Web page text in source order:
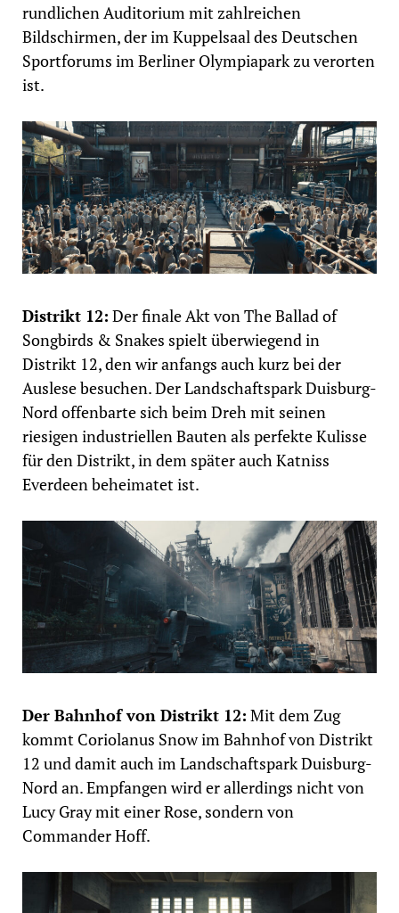
rundlichen Auditorium mit zahlreichen
Bildschirmen, der im Kuppelsaal des Deutschen
Sportforums im Berliner Olympiapark zu verorten
ist.
Distrikt 12: Der finale Akt von The Ballad of
Songbirds & Snakes spielt überwiegend in
Distrikt 12, den wir anfangs auch kurz bei der
Auslese besuchen. Der Landschaftspark Duisburg-
Nord offenbarte sich beim Dreh mit seinen
riesigen industriellen Bauten als perfekte Kulisse
für den Distrikt, in dem später auch Katniss
Everdeen beheimatet ist.
Der Bahnhof von Distrikt 12: Mit dem Zug
kommt Coriolanus Snow im Bahnhof von Distrikt
12 und damit auch im Landschaftspark Duisburg-
Nord an. Empfangen wird er allerdings nicht von
Lucy Gray mit einer Rose, sondern von
Commander Hoff.